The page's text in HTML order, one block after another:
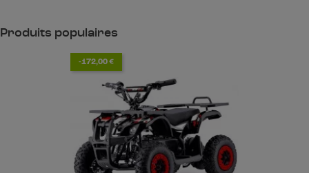
Produits populaires
-172,00 €